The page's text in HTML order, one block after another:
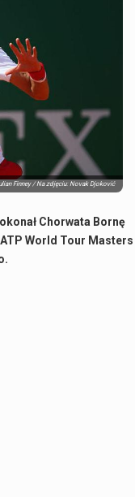
Co to jest prognoza pogody na 14 dni? Prognoza pogody na 14 dni to niezwykle cenne narzędzie, które dostarcza szczegółowych informacji o długoterminowych warunkach atmosferycznych…
Finney / Na zdjęciu: Novak Djoković
Chorwata Bornę
World Tour Masters